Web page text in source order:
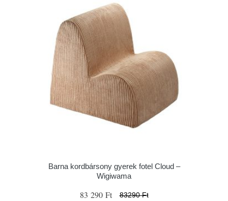
Barna kordbársony gyerek fotel Cloud –
Wigiwama
83 290 Ft 83290 Ft